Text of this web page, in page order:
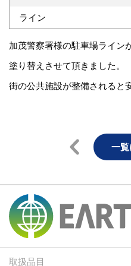
ライン
加茂警察署様の駐車場ライン
塗り替えさせて頂きました。
街の公共施設が整備されると
一
取扱品目